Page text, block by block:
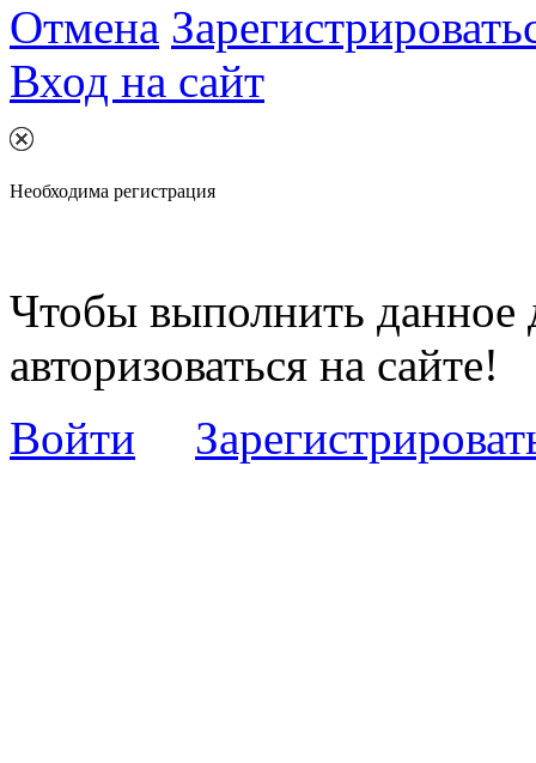
Отмена
Вход на сайт
Необходима регистрация
Чтобы выполнить данное
авторизоваться на сайте!
Войти